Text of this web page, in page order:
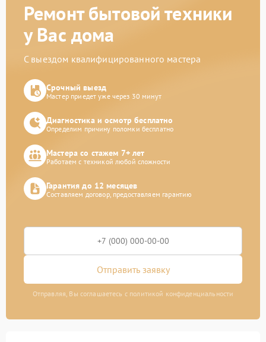
Ремонт бытовой техники
у Вас дома
С выездом квалифицированного мастера
Срочный выезд
Мастер приедет уже через 30 минут
Диагностика и осмотр бесплатно
Определим причину поломки бесплатно
Мастера со стажем 7+ лет
Работаем с техникой любой сложности
Гарантия до 12 месяцев
Составляем договор, предоставляем гарантию
Отправить заявку
Отправляя, Вы соглашаетесь с политикой конфиденциальности